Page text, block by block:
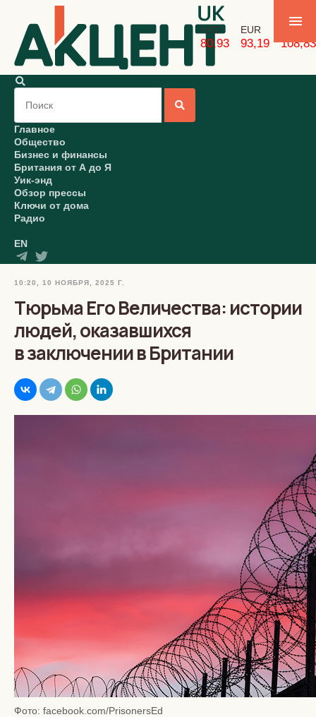
USD
80,93
EUR
93,19 108,83
Главное
Общество
Бизнес и финансы
Британия от А до Я
Уик-энд
Обзор прессы
Ключи от дома
Радио
EN
10:20, 10 НОЯБРЯ, 2025 Г.
Тюрьма Его Величества: истории
людей, оказавшихся
в заключении в Британии
Фото: facebook.com/PrisonersEd